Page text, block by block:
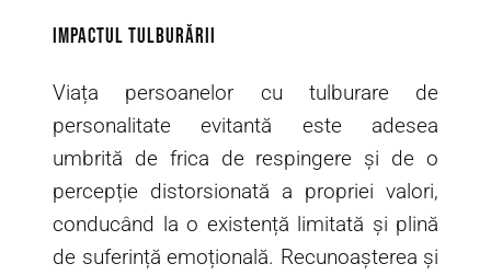
Impactul tulburării
Viața persoanelor cu tulburare de
personalitate evitantă este adesea
umbrită de frica de respingere și de o
percepție distorsionată a propriei valori,
conducând la o existență limitată și plină
de suferință emoțională. Recunoașterea și